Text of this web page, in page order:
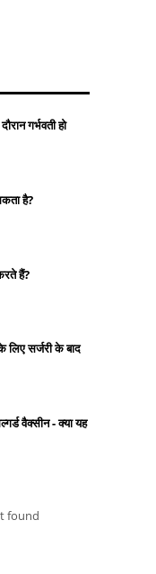
गर्भवती हो
है?
हैं?
लिए सर्जरी के बाद
वैक्सीन - क्या यह
found